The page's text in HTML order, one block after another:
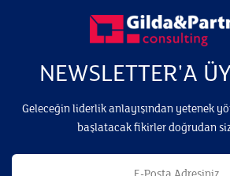
NEWSLETTER'A
Geleceğin liderlik anlayışından yetenek
başlatacak fikirler doğrudan